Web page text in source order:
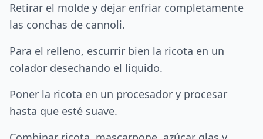
Retirar el molde y dejar enfriar completamente
las conchas de cannoli.
Para el relleno, escurrir bien la ricota en un
colador desechando el líquido.
Poner la ricota en un procesador y procesar
hasta que esté suave.